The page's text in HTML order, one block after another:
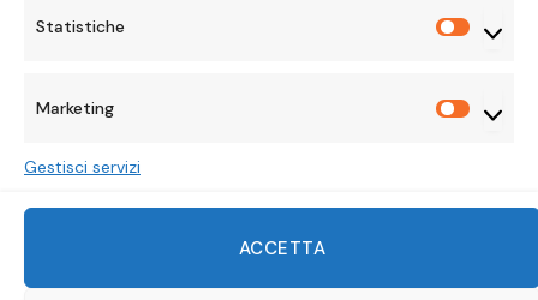
Statistiche
Marketing
Gestisci servizi
ACCETTA
InstagramPinterestMastodon